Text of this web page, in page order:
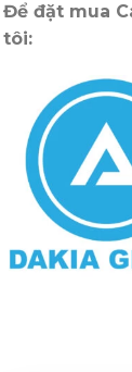
Để đặt mua
tôi: